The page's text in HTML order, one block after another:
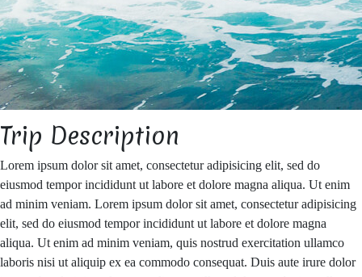
Trip Description
Lorem ipsum dolor sit amet, consectetur adipisicing elit, sed do
eiusmod tempor incididunt ut labore et dolore magna aliqua. Ut enim
ad minim veniam. Lorem ipsum dolor sit amet, consectetur adipisicing
elit, sed do eiusmod tempor incididunt ut labore et dolore magna
aliqua. Ut enim ad minim veniam, quis nostrud exercitation ullamco
laboris nisi ut aliquip ex ea commodo consequat. Duis aute irure dolor